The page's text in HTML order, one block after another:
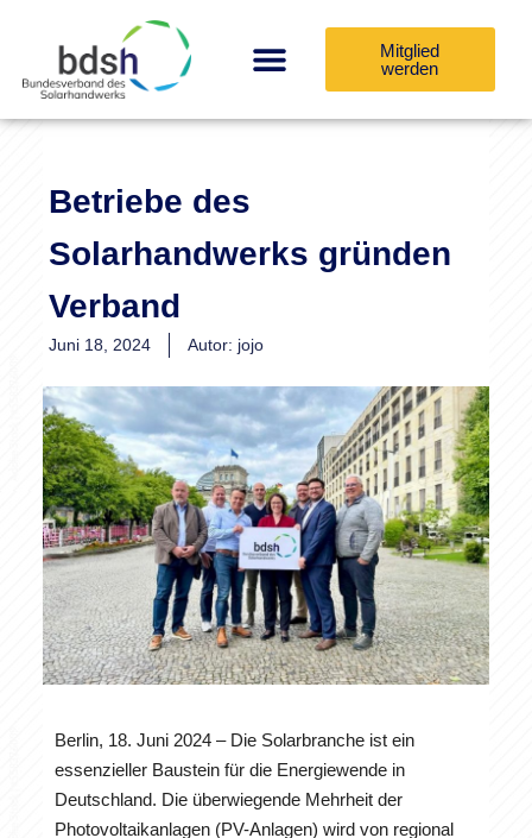
Mitglied
werden
Betriebe des
Solarhandwerks gründen
Verband
Juni 18, 2024 Autor: jojo
Berlin, 18. Juni 2024 – Die Solarbranche ist ein
essenzieller Baustein für die Energiewende in
Deutschland. Die überwiegende Mehrheit der
Photovoltaikanlagen (PV-Anlagen) wird von regional